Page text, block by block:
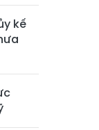
kế